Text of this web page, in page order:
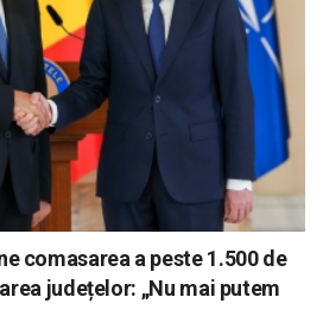
comasarea a peste 1.500 de
județelor: „Nu mai putem